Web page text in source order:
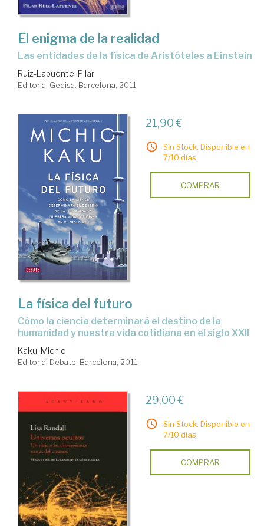
El enigma de la realidad
las entidades de la física de Aristóteles a Einstein
Ruiz-Lapuente, Pilar
Editorial Gedisa. Barcelona, 2011
21,90 €
Sin Stock. Disponible en
7/10 días.
COMPRAR
La física del futuro
cómo la ciencia determinará el destino de la
humanidad y nuestra vida cotidiana en el siglo XXII
Kaku, Michio
Editorial Debate. Barcelona, 2011
29,00 €
Sin Stock. Disponible en
7/10 días.
COMPRAR